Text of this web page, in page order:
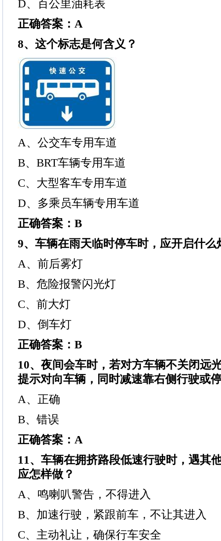
D、百公里油耗表
正确答案：A
8、这个标志是何含义？
A、公交车专用车道
B、BRT车辆专用车道
C、大型客车专用车道
D、多乘员车辆专用车道
正确答案：B
9、车辆在雨天临时停车时，应开启什么
A、前后雾灯
B、危险报警闪光灯
C、前大灯
D、倒车灯
正确答案：B
10、夜间会车时，若对方车辆不关闭远
提示对向车辆，同时减速靠右侧行驶或
A、正确
B、错误
正确答案：A
11、车辆在拥挤路段低速行驶时，遇其
应怎样做？
A、鸣喇叭警告，不得进入
B、加速行驶，紧跟前车，不让其进入
C、主动礼让，确保行车安全